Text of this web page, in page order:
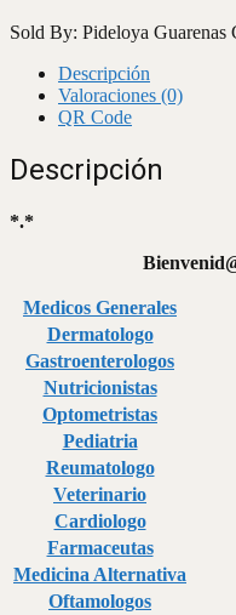
Sold By: Pideloya Guarenas
Descripción
Valoraciones (0)
QR Code
Descripción
*.*
Medicos Generales
Dermatologo
Gastroenterologos
Nutricionistas
Optometristas
Pediatria
Reumatologo
Veterinario
Cardiologo
Farmaceutas
Medicina Alternativa
Oftamologos